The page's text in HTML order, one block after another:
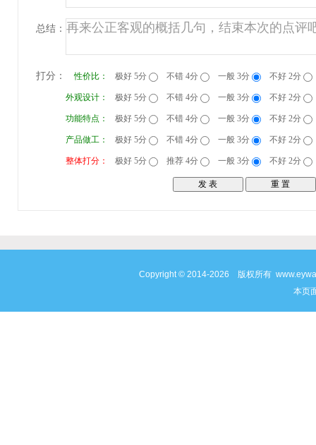
总结：
打分： 性价比： 极好 5分 不错 4分 一般 3分 不好 2分
外观设计： 极好 5分 不错 4分 一般 3分 不好 2分
功能特点： 极好 5分 不错 4分 一般 3分 不好 2分
产品做工： 极好 5分 不错 4分 一般 3分 不好 2分
整体打分： 极好 5分 推荐 4分 一般 3分 不好 2分
Copyright © 2014-2026 版权所有
本页